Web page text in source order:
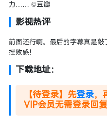
力…… ©豆瓣
影视热评
前面还行啊。最后的字幕真是
挫败感！
下载地址：
【待登录】先登录，
VIP会员无需登录回复